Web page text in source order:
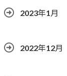
2023年1月
2022年12月